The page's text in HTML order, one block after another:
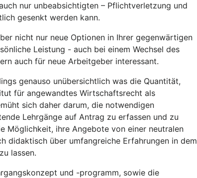
nur unbeabsichtigten – Pflichtverletzung und
gesenkt werden kann.
nicht nur neue Optionen in Ihrer gegenwärtigen
Leistung - auch bei einem Wechsel des
auch für neue Arbeitgeber interessant.
genauso unübersichtlich was die Quantität,
für angewandtes Wirtschaftsrecht als
sich daher darum, die notwendigen
Lehrgänge auf Antrag zu erfassen und zu
Möglichkeit, ihre Angebote von einer neutralen
didaktisch über umfangreiche Erfahrungen in dem
lassen.
und -programm, sowie die